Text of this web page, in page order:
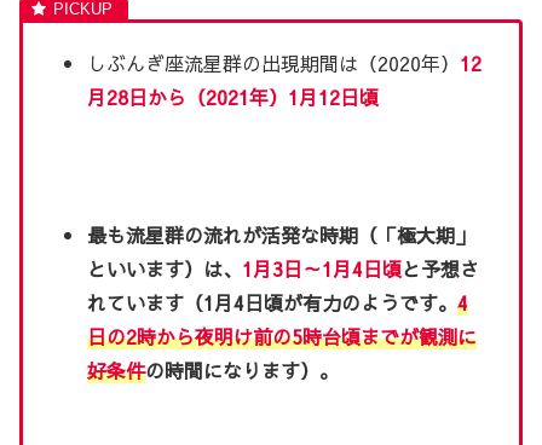
しぶんぎ座流星群の出現期間は（2020年） 12
月28日から（2021年）1月12日頃
最も流星群の流れが活発な時期（「極大期」
といいます）は、 1月3日～1月4日頃と予想さ
れています（1月4日頃が有力のようです。4
日の2時から夜明け前の5時台頃までが観測に
好条件の時間になります）。